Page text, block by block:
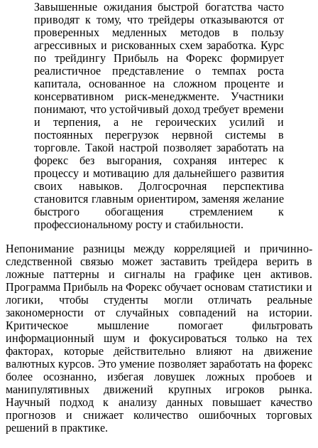
Завышенные ожидания быстрой богатства часто
приводят к тому, что трейдеры отказываются от
проверенных медленных методов в пользу
агрессивных и рискованных схем заработка. Курс
по трейдингу Прибыль на Форекс формирует
реалистичное представление о темпах роста
капитала, основанное на сложном проценте и
консервативном риск-менеджменте. Участники
понимают, что устойчивый доход требует времени
и терпения, а не героических усилий и
постоянных перегрузок нервной системы в
торговле. Такой настрой позволяет заработать на
форекс без выгорания, сохраняя интерес к
процессу и мотивацию для дальнейшего развития
своих навыков. Долгосрочная перспектива
становится главным ориентиром, заменяя желание
быстрого обогащения стремлением к
профессиональному росту и стабильности.
Непонимание разницы между корреляцией и причинно-
следственной связью может заставить трейдера верить в
ложные паттерны и сигналы на графике цен активов.
Программа Прибыль на Форекс обучает основам статистики и
логики, чтобы студенты могли отличать реальные
закономерности от случайных совпадений на истории.
Критическое мышление помогает фильтровать
информационный шум и фокусироваться только на тех
факторах, которые действительно влияют на движение
валютных курсов. Это умение позволяет заработать на форекс
более осознанно, избегая ловушек ложных пробоев и
манипулятивных движений крупных игроков рынка.
Научный подход к анализу данных повышает качество
прогнозов и снижает количество ошибочных торговых
решений в практике.